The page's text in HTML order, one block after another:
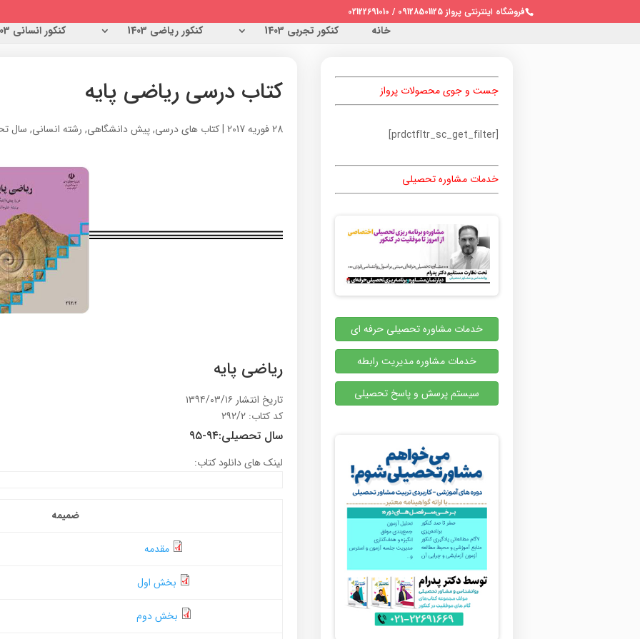
فروشگاه اینترنتی پرواز 09128501125 / 02122691010
خانه کنکور تجربی 1403 کنکور ریاضی 1403 کنکور انسانی 1403
کتاب درسی ریاضی پایه
28 فوریه 2017 |کتاب های درسی,پیش دانشگاهی, رشته انسانی, سال
ریاضی پایه
تاریخ انتشار ۱۳۹۴/۰۳/۱۶
کد کتاب: ۲۹۲/۲
سال تحصیلی:۹۴-۹۵
لینک های دانلود کتاب:
ضمیمه
مقدمه
بخش اول
بخش دوم
جست و جوی محصولات پرواز
[prdctfltr_sc_get_filter]
خدمات مشاوره تحصیلی
خدمات مشاوره تحصیلی حرفه ای
خدمات مشاوره مدیریت رابطه
سیستم پرسش و پاسخ تحصیلی